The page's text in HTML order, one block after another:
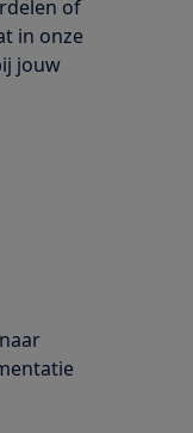
of
in onze
jouw